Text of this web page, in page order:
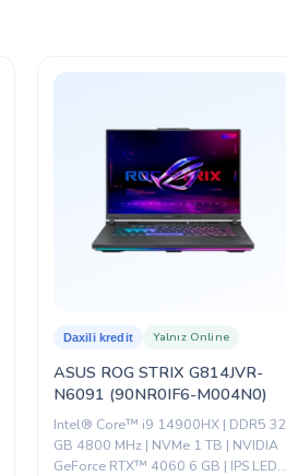
ASUS ROG STRIX G814JVR-
N6091 (90NR0IF6-M004N0)
Daxili kredit Yalnız Online
Intel® Core™ i9 14900HX | DDR5 32
GB 4800 MHz | NVMe 1 TB | NVIDIA
GeForce RTX™ 4060 6 GB | IPS LED